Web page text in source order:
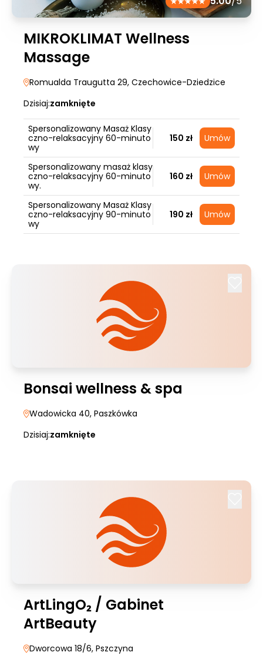
MIKROKLIMAT Wellness
Massage
Romualda Traugutta 29, Czechowice-Dziedzice
Dzisiaj:zamknięte
Spersonalizowany Masaż Klasy
czno-relaksacyjny 60-minuto
wy
150 zł Umów
Spersonalizowany masaż klasy
czno-relaksacyjny 60-minuto
wy.
160 zł Umów
Spersonalizowany Masaż Klasy
czno-relaksacyjny 90-minuto
wy
190 zł Umów
Bonsai wellness & spa
Wadowicka 40, Paszkówka
Dzisiaj:zamknięte
ArtLingO₂ / Gabinet
ArtBeauty
Dworcowa 18/6, Pszczyna